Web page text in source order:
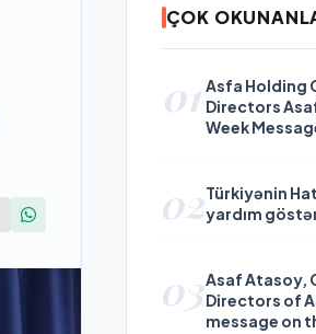
ÇOK
01 Asfa Holding
Directors
Week
02Türkiyənin
yardım
03Asaf Atasoy,
Directors of
message on